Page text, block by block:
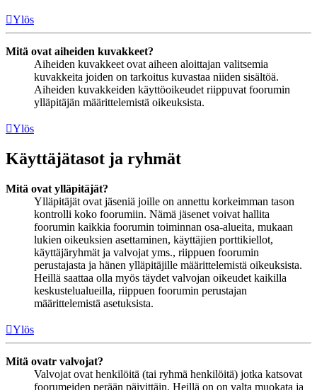
Ylös
Mitä ovat aiheiden kuvakkeet?
Aiheiden kuvakkeet ovat aiheen aloittajan valitsemia
kuvakkeita joiden on tarkoitus kuvastaa niiden sisältöä.
Aiheiden kuvakkeiden käyttöoikeudet riippuvat foorumin
ylläpitäjän määrittelemistä oikeuksista.
Ylös
Käyttäjätasot ja ryhmät
Mitä ovat ylläpitäjät?
Ylläpitäjät ovat jäseniä joille on annettu korkeimman tason
kontrolli koko foorumiin. Nämä jäsenet voivat hallita
foorumin kaikkia foorumin toiminnan osa-alueita, mukaan
lukien oikeuksien asettaminen, käyttäjien porttikiellot,
käyttäjäryhmät ja valvojat yms., riippuen foorumin
perustajasta ja hänen ylläpitäjille määrittelemistä oikeuksista.
Heillä saattaa olla myös täydet valvojan oikeudet kaikilla
keskustelualueilla, riippuen foorumin perustajan
määrittelemistä asetuksista.
Ylös
Mitä ovatr valvojat?
Valvojat ovat henkilöitä (tai ryhmä henkilöitä) jotka katsovat
foorumeiden perään päivittäin. Heillä on on valta muokata ja